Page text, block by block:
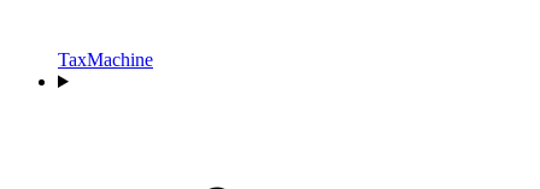
TaxMachine